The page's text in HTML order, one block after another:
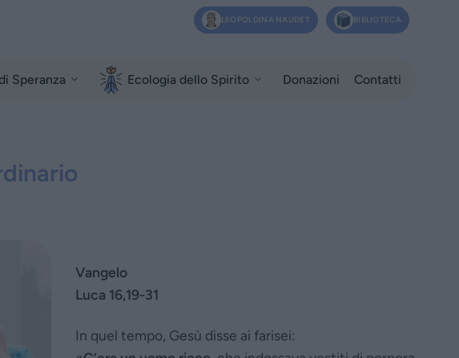
LEOPOLDINA NAUDET BIBLIOTECA
Speranza Ecologia dello Spirito Donazioni Contatti
Vangelo
Luca 16,19-31
In quel tempo, Gesù disse ai farisei: